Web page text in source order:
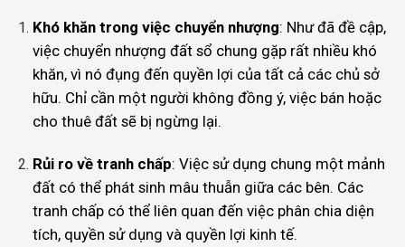
Khó khăn trong việc chuyển nhượng: Như đã đề cập,
việc chuyển nhượng đất sổ chung gặp rất nhiều khó
khăn, vì nó đụng đến quyền lợi của tất cả các chủ sở
hữu. Chỉ cần một người không đồng ý, việc bán hoặc
cho thuê đất sẽ bị ngừng lại.
Rủi ro về tranh chấp: Việc sử dụng chung một mảnh
đất có thể phát sinh mâu thuẫn giữa các bên. Các
tranh chấp có thể liên quan đến việc phân chia diện
tích, quyền sử dụng và quyền lợi kinh tế.